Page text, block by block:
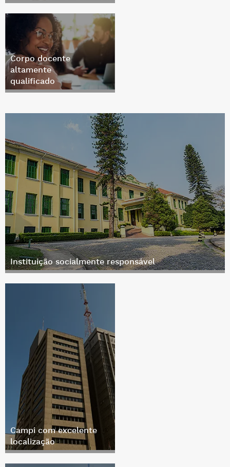
Corpo docente
altamente
qualificado
Instituição socialmente responsável
Campi com excelente
localização